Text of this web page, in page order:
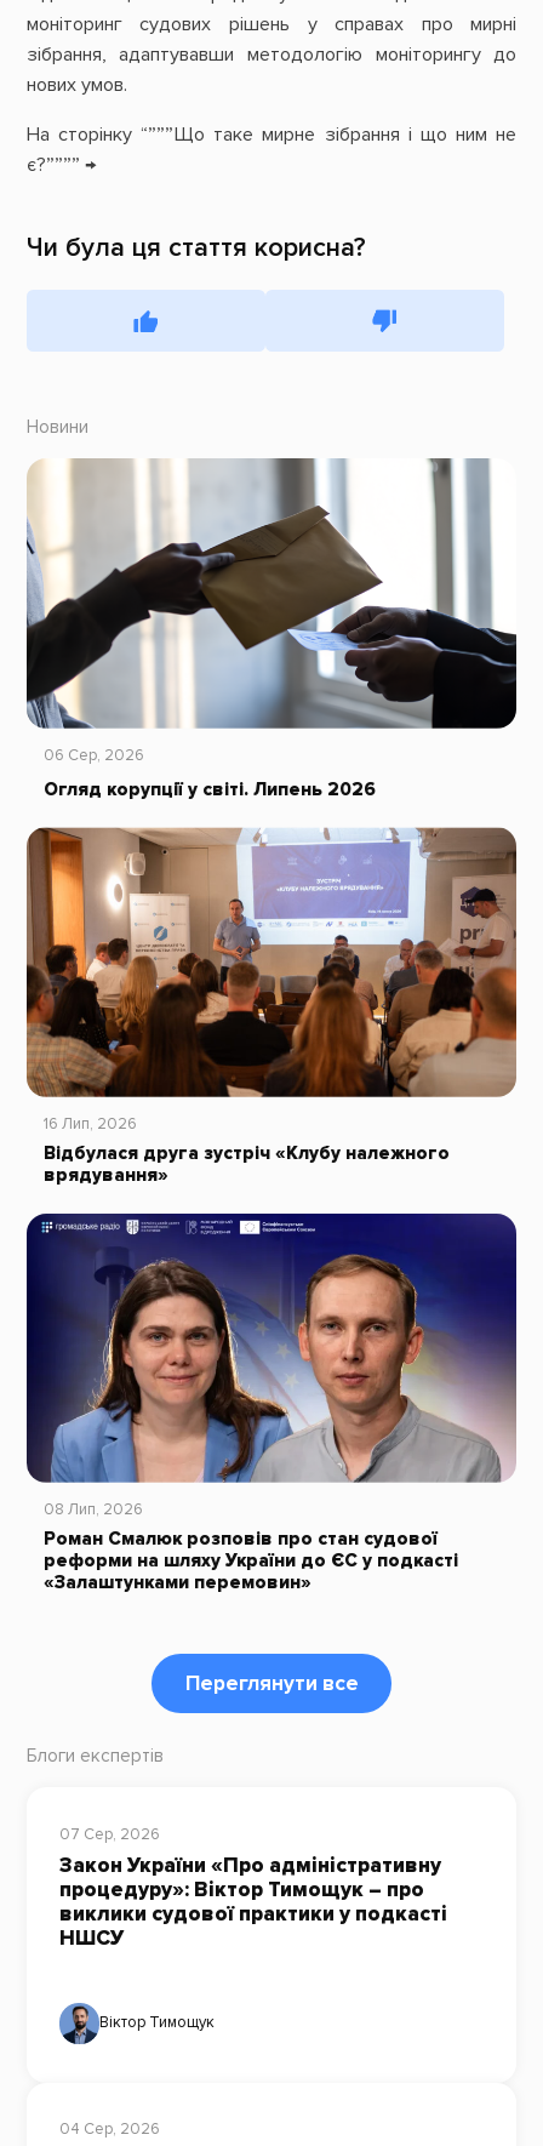
моніторинг судових рішень у справах про мирні
зібрання, адаптувавши методологію моніторингу до
нових умов.
На сторінку “”””Що таке мирне зібрання і що ним не
є?”””” →
Чи була ця стаття корисна?
Новини
06 Сер, 2026
Огляд корупції у світі. Липень 2026
16 Лип, 2026
Відбулася друга зустріч «Клубу належного
врядування»
08 Лип, 2026
Роман Смалюк розповів про стан судової
реформи на шляху України до ЄС у подкасті
«Залаштунками перемовин»
Переглянути все
Блоги експертів
07 Сер, 2026
Закон України «Про адміністративну
процедуру»: Віктор Тимощук – про
виклики судової практики у подкасті
НШСУ
Віктор Тимощук
04 Сер, 2026